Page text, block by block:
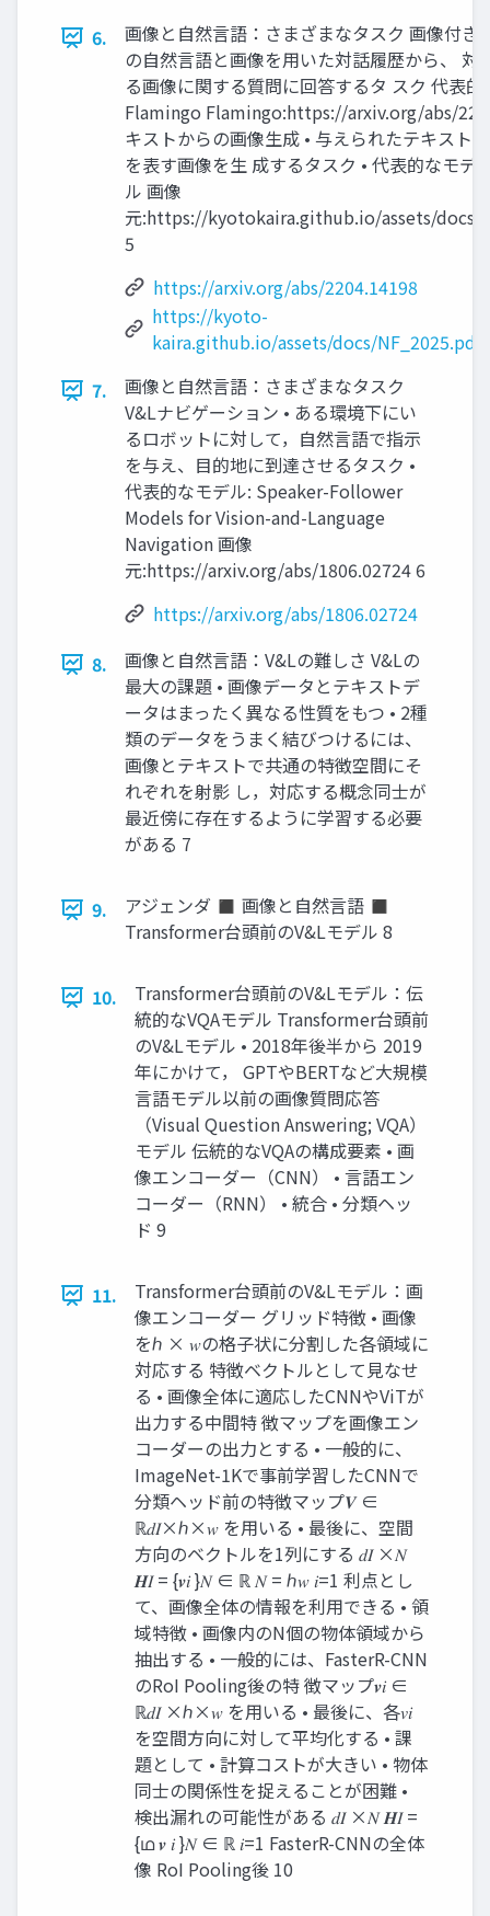
6.
画像と自然言語：さまざまなタスク 画像付き
の自然言語と画像を用いた対話履歴から、 対
る画像に関する質問に回答するタ スク 代表的
Flamingo Flamingo:https://arxiv.org/abs/
キストからの画像生成 • 与えられたテキスト
を表す画像を生 成するタスク • 代表的なモデ
ル 画像
元:https://kyotokaira.github.io/assets/docs/
5
https://arxiv.org/abs/2204.14198
https://kyoto-
kaira.github.io/assets/docs/NF_2025.pdf
7.
画像と自然言語：さまざまなタスク
V&Lナビゲーション • ある環境下にい
るロボットに対して，自然言語で指示
を与え、目的地に到達させるタスク •
代表的なモデル: Speaker-Follower
Models for Vision-and-Language
Navigation 画像
元:https://arxiv.org/abs/1806.02724 6
https://arxiv.org/abs/1806.02724
8.
画像と自然言語：V&Lの難しさ V&Lの
最大の課題 • 画像データとテキストデ
ータはまったく異なる性質をもつ • 2種
類のデータをうまく結びつけるには、
画像とテキストで共通の特徴空間にそ
れぞれを射影 し，対応する概念同士が
最近傍に存在するように学習する必要
がある 7
9.
アジェンダ ◼ 画像と自然言語 ◼
Transformer台頭前のV&Lモデル 8
10.
Transformer台頭前のV&Lモデル：伝
統的なVQAモデル Transformer台頭前
のV&Lモデル • 2018年後半から 2019
年にかけて， GPTやBERTなど大規模
言語モデル以前の画像質問応答
（Visual Question Answering; VQA）
モデル 伝統的なVQAの構成要素 • 画
像エンコーダー（CNN） • 言語エン
コーダー（RNN） • 統合 • 分類ヘッ
ド 9
11.
Transformer台頭前のV&Lモデル：画
像エンコーダー グリッド特徴 • 画像
をℎ × 𝑤の格子状に分割した各領域に
対応する 特徴ベクトルとして見なせ
る • 画像全体に適応したCNNやViTが
出力する中間特 徴マップを画像エン
コーダーの出力とする • 一般的に、
ImageNet-1Kで事前学習したCNNで
分類ヘッド前の特徴マップ𝑽 ∈
ℝ𝑑𝐼×ℎ×𝑤 を用いる • 最後に、空間
方向のベクトルを1列にする 𝑑𝐼 ×𝑁
𝑯𝐼 = {𝒗𝑖 }𝑁 ∈ ℝ 𝑁 = ℎ𝑤 𝑖=1 利点とし
て、画像全体の情報を利用できる • 領
域特徴 • 画像内のN個の物体領域から
抽出する • 一般的には、FasterR-CNN
のRoI Pooling後の特 徴マップ𝒗𝑖 ∈
ℝ𝑑𝐼 ×ℎ×𝑤 を用いる • 最後に、各𝑣𝑖
を空間方向に対して平均化する • 課
題として • 計算コストが大きい • 物体
同士の関係性を捉えることが困難 •
検出漏れの可能性がある 𝑑𝐼 ×𝑁 𝑯𝐼 =
{ഥ 𝒗 𝑖 }𝑁 ∈ ℝ 𝑖=1 FasterR-CNNの全体
像 RoI Pooling後 10